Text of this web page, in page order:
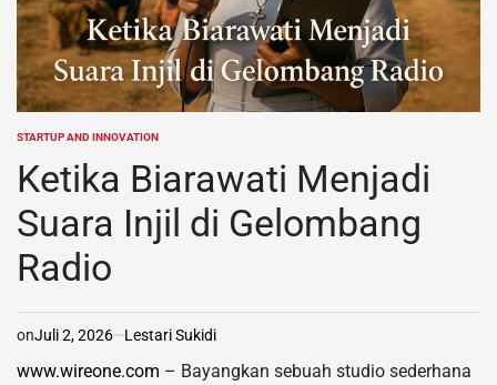
POSTED
STARTUP AND INNOVATION
Ketika Biarawati Menjadi
Suara Injil di Gelombang
Radio
onJuli 2, 2026 Lestari Sukidi
www.wireone.com – Bayangkan sebuah studio sederhana